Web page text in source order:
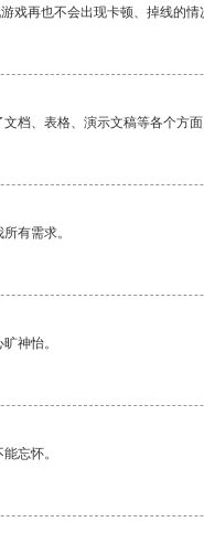
戏再也不会出现卡顿、掉线的
档、表格、演示文稿等各个方
有需求。
神怡。
忘怀。